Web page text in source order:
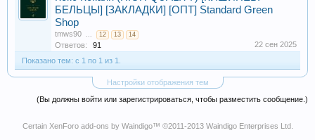
БЕЛЬЦЫ] [ЗАКЛАДКИ] [ОПТ] Standard Green
Shop
tmws90 ... 12 13 14
Ответов: 91
22 сен 2025
Показано тем: с 1 по 1 из 1.
Настройки отображения тем
(Вы должны войти или зарегистрироваться, чтобы разместить сообщение.)
Certain XenForo add-ons by Waindigo™ ©2011-2013 Waindigo Enterprises Ltd.